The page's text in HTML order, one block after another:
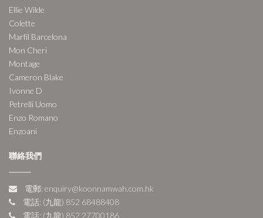
Ellie Wilde
Colette
Marfil Barcelona
Mon Cheri
Montage
Cameron Blake
Ivonne D
Petrelli Uomo
Enzo Romano
Enzoani
聯絡我們
電郵: enquiry@koonnamwah.com.hk
電話: (九龍) 852 68488408
電話: (九龍) 852 27700186